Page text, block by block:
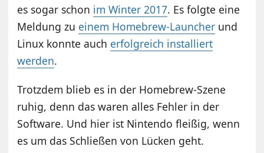
es sogar schon im Winter 2017. Es folgte eine
Meldung zu einem Homebrew-Launcher und
Linux konnte auch erfolgreich installiert
werden.
Trotzdem blieb es in der Homebrew-Szene
ruhig, denn das waren alles Fehler in der
Software. Und hier ist Nintendo fleißig, wenn
es um das Schließen von Lücken geht.